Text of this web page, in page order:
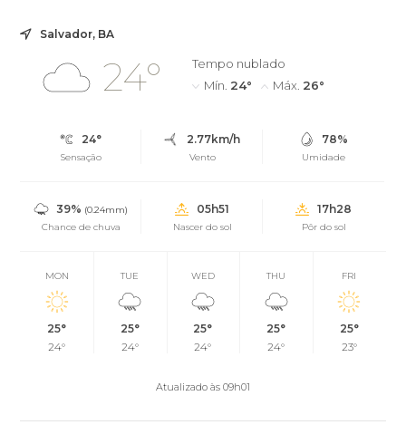
Salvador, BA
24°
Tempo nublado
Mín. 24° Máx. 26°
24°
Sensação
2.77km/h
Vento
78%
Umidade
39% (0.24mm)
Chance de chuva
05h51
Nascer do sol
17h28
Pôr do sol
MON
25°
24°
TUE
25°
24°
WED
25°
24°
THU
25°
24°
FRI
25°
23°
Atualizado às 09h01